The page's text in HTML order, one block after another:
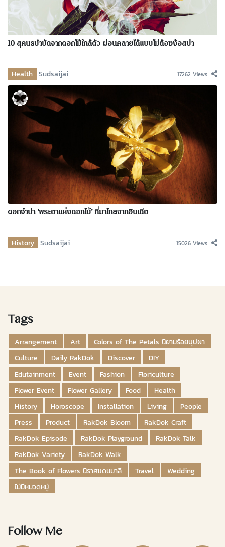
10 สุคนธบำบัดจากดอกไม้ใกล้ตัว ผ่อนคลายได้แบบไม่ต้องง้อสปา
Health Sudsaijai 17262 Views
ดอกจำปา ‘พระยาแห่งดอกไม้’ ที่มาไกลจากอินเดีย
History Sudsaijai 15026 Views
Tags
Arrangement Art
Colors of The Petals นิยามร้อยบุปผา
Culture
Daily RakDok Discover
DIY
Edutainment
Event Fashion
Floriculture
Flower Event
Flower Gallery Food
Health
History
Horoscope Installation Living
People
Press
Product RakDok Bloom
RakDok Craft
RakDok Episode
RakDok Playground
RakDok Talk
RakDok Variety
RakDok Walk
The Book of Flowers นิราศแดนมาลี
Travel
Wedding
ไม่มีหมวดหมู่
Follow Me